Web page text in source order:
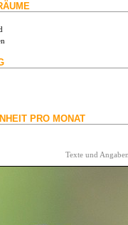
PRO MONAT
Texte und